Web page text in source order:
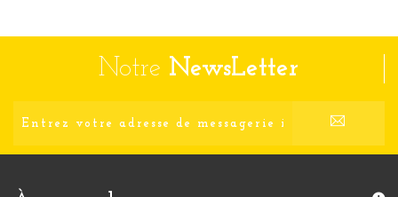
Notre NewsLetter